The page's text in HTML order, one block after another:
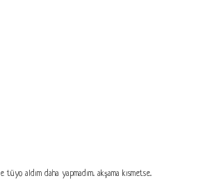
aldım daha yapmadım.. akşama kısmetse..